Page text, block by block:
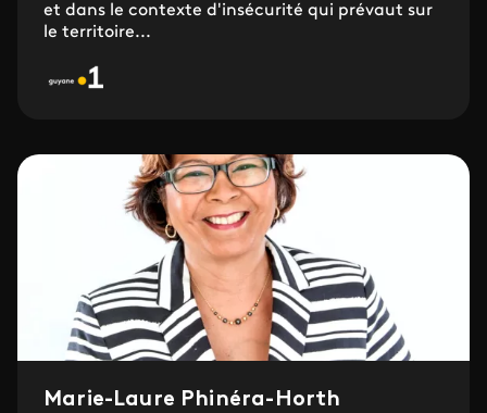
et dans le contexte d'insécurité qui prévaut sur
le territoire...
Marie-Laure Phinéra-Horth